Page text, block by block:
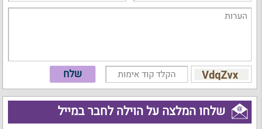
שלחו המלצה על הוילה לחבר במייל